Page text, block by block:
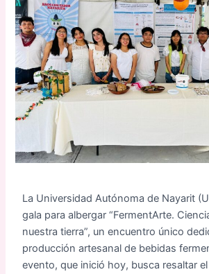
La Universidad Autónoma de Nayarit
gala para albergar “FermentArte.
nuestra tierra”, un encuentro único
producción artesanal de bebidas
evento, que inició hoy, busca resaltar